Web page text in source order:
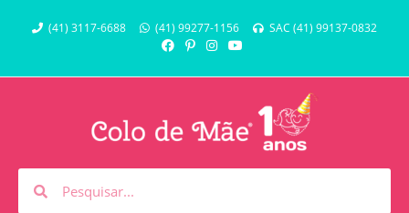
(41) 3117-6688 (41) 99277-1156 SAC (41) 99137-0832